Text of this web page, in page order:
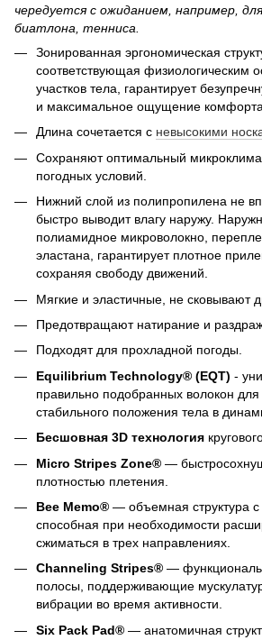
чередуется с ожиданием, например,
биатлона, тенниса.
Зонированная эргономическая
соответствующая физиологическим
участков тела, гарантирует
и максимальное ощущение комфорта.
Длина сочетается с невысокими
Сохраняют оптимальный
погодных условий.
Нижний слой из полипропилена не
быстро выводит влагу наружу.
полиамидное микроволокно,
эластана, гарантирует плотное
сохраняя свободу движений.
Мягкие и эластичные, не сковывают
Предотвращают натирание и
Подходят для прохладной погоды.
Equilibrium Technology® (EQT) -
правильно подобранных волокон
стабильного положения тела в
Бесшовная 3D технология
Micro Stripes Zone® —
плотностью плетения.
Bee Memo® — объемная структура
способная при необходимости
сжиматься в трех направлениях.
Channeling Stripes® —
полосы, поддерживающие
вибрации во время активности.
Six Pack Pad® — анатомичная